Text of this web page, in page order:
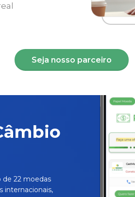
Seja nosso parceiro
de 22 moedas
internacionais,